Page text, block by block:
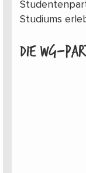
Studiums
Die WG-